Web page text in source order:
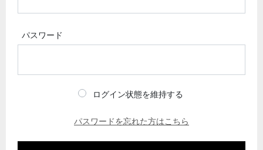
パスワード
ログイン状態を維持する
パスワードを忘れた方はこちら